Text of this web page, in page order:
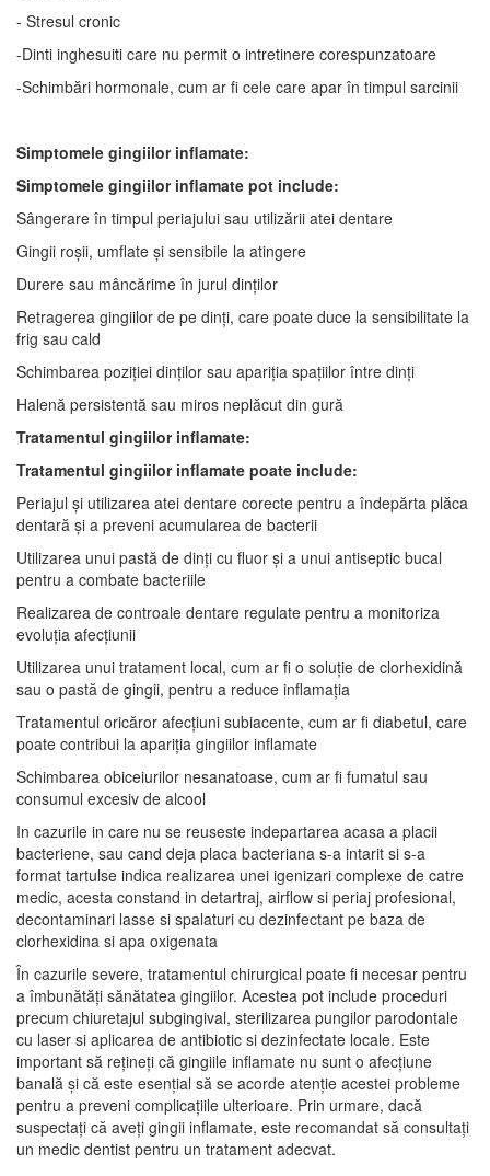
- Stresul cronic
-Dinti inghesuiti care nu permit o intretinere corespunzatoare
-Schimbări hormonale, cum ar fi cele care apar în timpul sarcinii
Simptomele gingiilor inflamate:
Simptomele gingiilor inflamate pot include:
Sângerare în timpul periajului sau utilizării atei dentare
Gingii roșii, umflate și sensibile la atingere
Durere sau mâncărime în jurul dinților
Retragerea gingiilor de pe dinți, care poate duce la sensibilitate la
frig sau cald
Schimbarea poziției dinților sau apariția spațiilor între dinți
Halenă persistentă sau miros neplăcut din gură
Tratamentul gingiilor inflamate:
Tratamentul gingiilor inflamate poate include:
Periajul și utilizarea atei dentare corecte pentru a îndepărta plăca
dentară și a preveni acumularea de bacterii
Utilizarea unui pastă de dinți cu fluor și a unui antiseptic bucal
pentru a combate bacteriile
Realizarea de controale dentare regulate pentru a monitoriza
evoluția afecțiunii
Utilizarea unui tratament local, cum ar fi o soluție de clorhexidină
sau o pastă de gingii, pentru a reduce inflamația
Tratamentul oricăror afecțiuni subiacente, cum ar fi diabetul, care
poate contribui la apariția gingiilor inflamate
Schimbarea obiceiurilor nesanatoase, cum ar fi fumatul sau
consumul excesiv de alcool
In cazurile in care nu se reuseste indepartarea acasa a placii
bacteriene, sau cand deja placa bacteriana s-a intarit si s-a
format tartulse indica realizarea unei igenizari complexe de catre
medic, acesta constand in detartraj, airflow si periaj profesional,
decontaminari lasse si spalaturi cu dezinfectant pe baza de
clorhexidina si apa oxigenata
În cazurile severe, tratamentul chirurgical poate fi necesar pentru
a îmbunătăți sănătatea gingiilor. Acestea pot include proceduri
precum chiuretajul subgingival, sterilizarea pungilor parodontale
cu laser si aplicarea de antibiotic si dezinfectate locale. Este
important să rețineți că gingiile inflamate nu sunt o afecțiune
banală și că este esențial să se acorde atenție acestei probleme
pentru a preveni complicațiile ulterioare. Prin urmare, dacă
suspectați că aveți gingii inflamate, este recomandat să consultați
un medic dentist pentru un tratament adecvat.